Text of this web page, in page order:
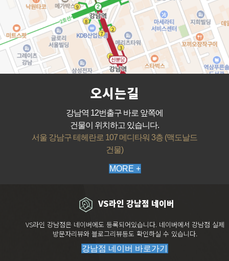
오시는길
강남역 12번출구 바로 앞쪽에
건물이 위치하고 있습니다.
서울 강남구 테헤란로 107 메디타워 3층 (맥도날드
건물)
MORE +
VS라인 강남점 네이버
VS라인 강남점은 네이버에도 등록되어있습니다. 네이버에서 강남점 실제
방문자리뷰와 블로그리뷰등도 확인하실 수 있습니다.
강남점 네이버 바로가기